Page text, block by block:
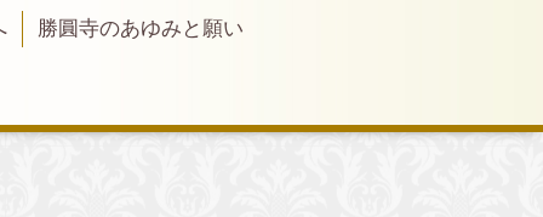
勝圓寺のあゆみと願い